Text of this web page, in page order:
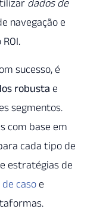
dados de
navegação e
sucesso, é
robusta e
segmentos.
com base em
cada tipo de
estratégias de
casoe